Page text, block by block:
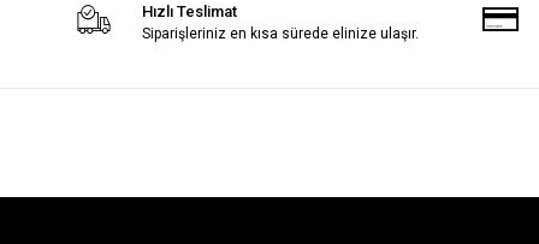
Hızlı Teslimat
Siparişleriniz en kısa sürede elinize ulaşır.